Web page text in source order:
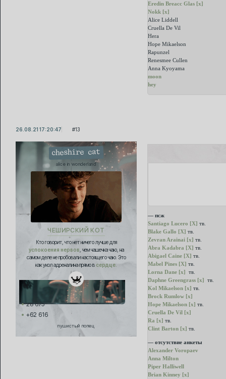
Eredin Breacc Glas [x]
Nokk [x]
Alice Liddell
Cruella De Vil
Hera
Hope Mikaelson
Rapunzel
Renesmee Cullen
Anna Kyoyama
moon
hey
13
26.08.21 17:20:47
cheshire cat
alice in wonderland
ЧЕШИРСКИЙ КОТ
Кто говорит, что нет ничего лучше для
успокоения нервов , чем чашечка чаю, на
самом деле не пробовали настоящего чаю. Это
как укол адреналина прямо в сердце.
28 675
+62 616
пушистый попец
— псж
Santiago Lucero [X] тв.
Blake Gallo [X] тв.
Zevran Arainai [x] тв.
Abra Kadabra [X] тв.
Abigael Caine [X] тв.
Mabel Pines [X] тв.
Lorna Dane [x] тв.
Daphne Greengrass [x] тв.
Kol Mikaelson [x] тв.
Brock Rumlow [x]
Hope Mikaelson [x] тв.
Cruella De Vil [x]
Ra [x] тв.
Clint Barton [x] тв.
— отсутствие анкеты
Alexander Voropaev
Anna Milton
Piper Halliwell
Brian Kinney [x]